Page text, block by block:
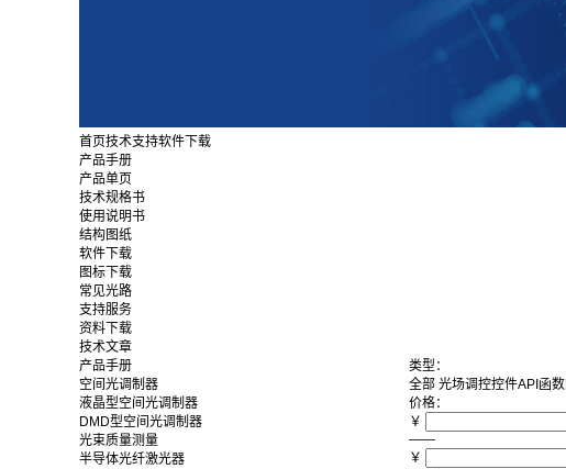
首页技术支持软件下载
产品手册
产品单页
技术规格书
使用说明书
结构图纸
软件下载
图标下载
常见光路
支持服务
资料下载
技术文章
产品手册
空间光调制器
液晶型空间光调制器
DMD型空间光调制器
光束质量测量
半导体光纤激光器
类型：
全部 光场调控控件API函数
价格：
￥
——
￥